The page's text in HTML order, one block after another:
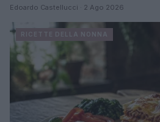
Edoardo Castellucci · 2 Ago 2026